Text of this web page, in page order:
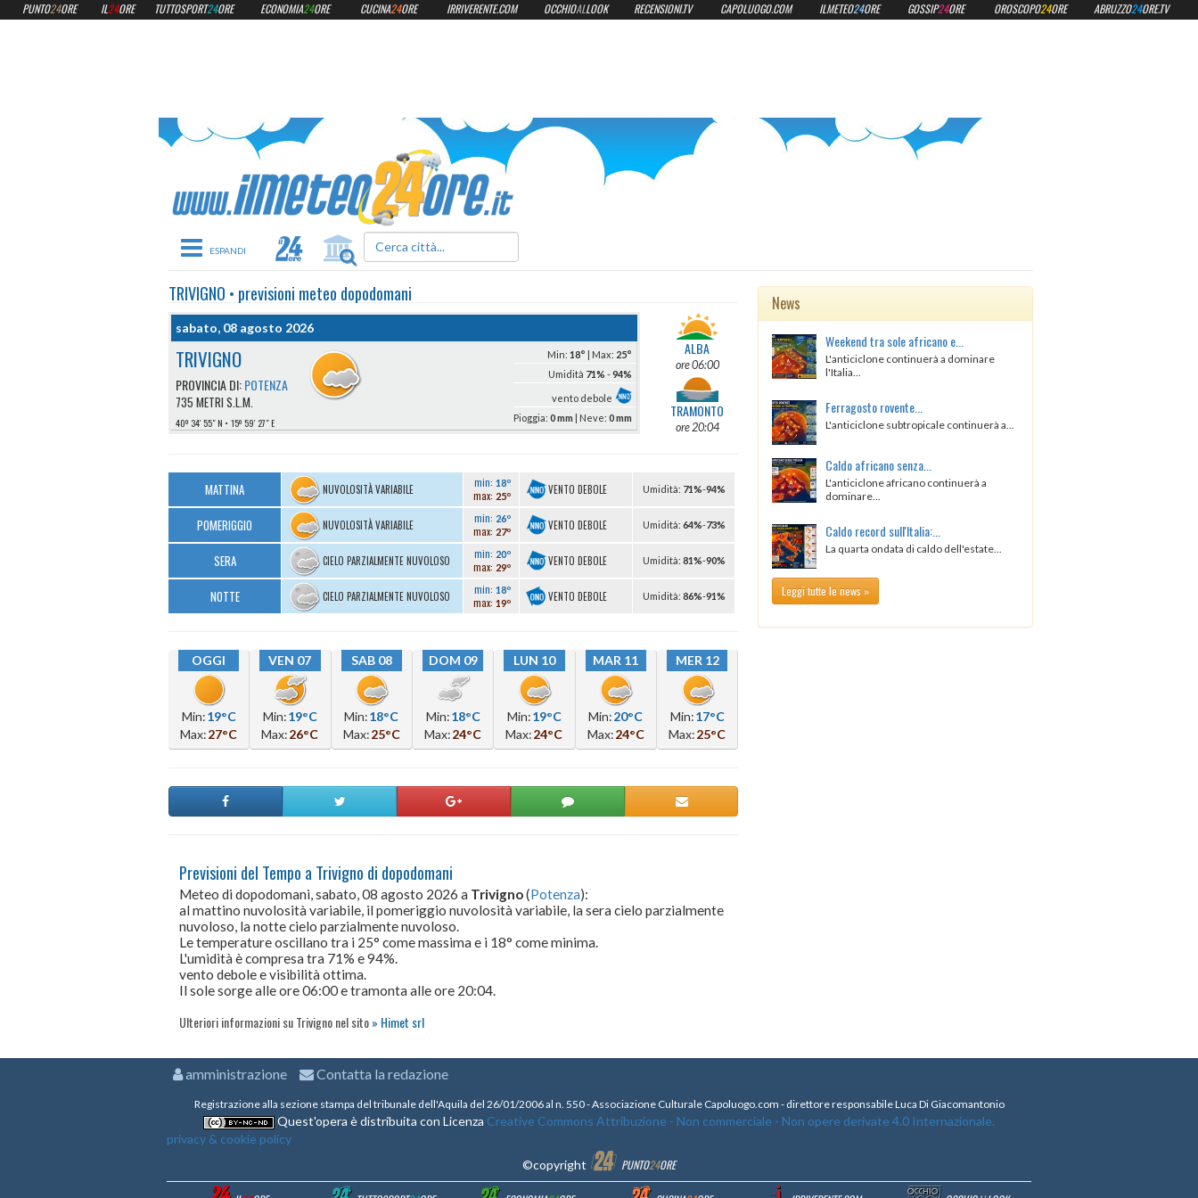
ilmeteo24ore.it
Toggle navigation
TRIVIGNO • previsioni meteo dopodomani
sabato, 08 agosto 2026
TRIVIGNO
PROVINCIA DI:POTENZA
735 METRI S.L.M.
40º 34′ 55″ N 15º 59′ 27″ E
Min:18° | Max: 25°
Umidità 71%-94%
vento debole
Pioggia:0 mm | Neve:0 mm
ALBA
ore 06:00
TRAMONTO
ore 20:04
MATTINA NUVOLOSITÀ VARIABILE min: 18º
max: 25º VENTO DEBOLE Umidità: 71%-94%
POMERIGGIO NUVOLOSITÀ VARIABILE min: 26º
max: 27º VENTO DEBOLE Umidità: 64%-73%
SERA CIELO PARZIALMENTE NUVOLOSO min: 20º
max: 29º VENTO DEBOLE Umidità: 81%-90%
NOTTE CIELO PARZIALMENTE NUVOLOSO min: 18º
max: 19º VENTO DEBOLE Umidità: 86%-91%
OGGI
Min:19°C
Max:27°C
VEN 07
Min:19°C
Max:26°C
SAB 08
Min:18°C
Max:25°C
DOM 09
Min:18°C
Max:24°C
LUN 10
Min:19°C
Max:24°C
MAR 11
Min:20°C
Max:24°C
MER 12
Min:17°C
Max:25°C
Previsioni del Tempo a Trivigno di dopodomani
Meteo di dopodomani, sabato, 08 agosto 2026 a Trivigno(Potenza):
al mattino nuvolosità variabile, il pomeriggio nuvolosità variabile, la sera cielo parzialmente
nuvoloso, la notte cielo parzialmente nuvoloso.
Le temperature oscillano tra i 25° come massima e i 18° come minima.
L'umidità è compresa tra 71% e 94%.
vento debole e visibilità ottima.
Il sole sorge alle ore 06:00 e tramonta alle ore 20:04.
Ulteriori informazioni su Trivigno nel sito Himet srl
News
Weekend tra sole africano e...
L'anticiclone continuerà a dominare
l'Italia...
Ferragosto rovente...
L'anticiclone subtropicale continuerà a...
Caldo africano senza...
L'anticiclone africano continuerà a
dominare...
Caldo record sull'Italia:...
La quarta ondata di caldo dell'estate...
Leggi tutte le news »
PUNTO24ORE IL24ORE TUTTOSPORT24ORE ECONOMIA24ORE CUCINA24ORE IRRIVERENTE.COM OCCHIOALLOOK RECENSIONI.TV CAPOLUOGO.COM ILMETEO24ORE GOSSIP24ORE OROSCOPO24ORE ABRUZZO24ORE.TV
amministrazione Contatta la redazione
Registrazione alla sezione stampa del tribunale dell'Aquila del 26/01/2006 al n. 550 - Associazione Culturale Capoluogo.com - direttore responsabile Luca Di Giacomantonio
Quest'opera è distribuita con Licenza Creative Commons Attribuzione - Non commerciale - Non opere derivate 4.0 Internazionale.
privacy & cookie policy
©copyright
PUNTO24ORE